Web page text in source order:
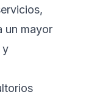
un mayor
y